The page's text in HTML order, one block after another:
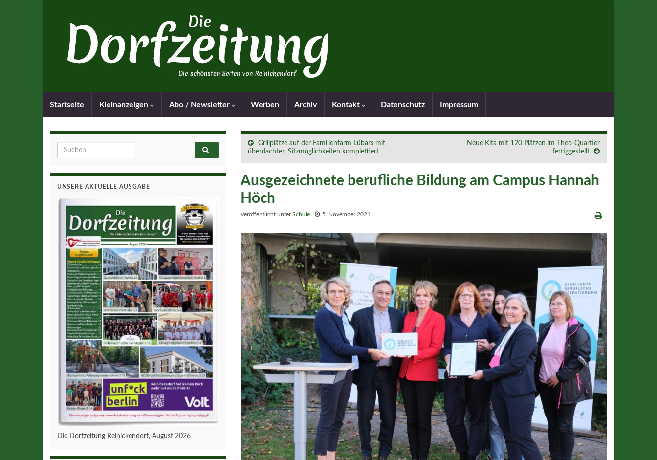
Startseite Kleinanzeigen Abo / Newsletter Werben Archiv Kontakt Datenschutz Impressum
Grillplätze auf der Familienfarm Lübars mit
überdachten Sitzmöglichkeiten komplettiert
Neue Kita mit 120 Plätzen im Theo-Quartier
fertiggestellt
Ausgezeichnete berufliche Bildung am Campus Hannah
Höch
Veröffentlicht unterSchule 5. November 2021
Search for:
UNSERE AKTUELLE AUSGABE
Die Dorfzeitung Reinickendorf, August 2026